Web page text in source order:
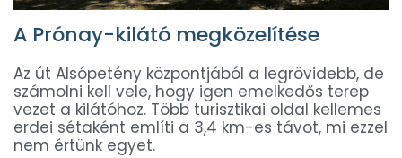
A Prónay-kilátó megközelítése
Az út Alsópetény központjából a legrövidebb, de
számolni kell vele, hogy igen emelkedős terep
vezet a kilátóhoz. Több turisztikai oldal kellemes
erdei sétaként említi a 3,4 km-es távot, mi ezzel
nem értünk egyet.